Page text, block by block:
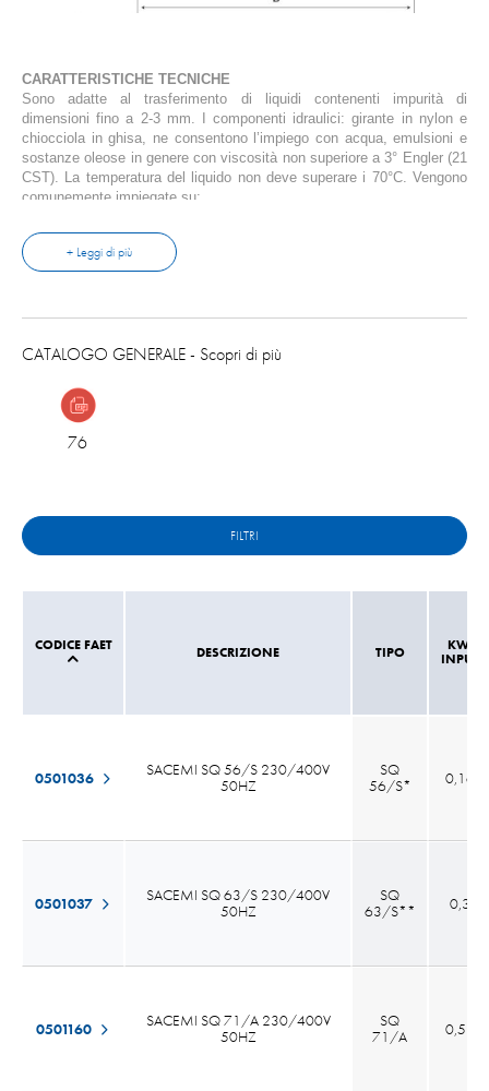
CARATTERISTICHE TECNICHE
Sono adatte al trasferimento di liquidi contenenti impurità di
dimensioni fino a 2-3 mm. I componenti idraulici: girante in nylon e
chiocciola in ghisa, ne consentono l’impiego con acqua, emulsioni e
sostanze oleose in genere con viscosità non superiore a 3° Engler (21
CST). La temperatura del liquido non deve superare i 70°C. Vengono
comunemente impiegate su:
– Impianti di trattamento superfici (disoleatori)
* l’uscita standard è 3/8″ ma si può avere (con ordine a parte) anche
** l’uscita standard è 1/2″ ma si può avere (con ordine a parte) anche
+ Leggi di più
CATALOGO GENERALE- Scopri di più
76
FILTRI
CODICE FAET DESCRIZIONE
0501036
SACEMI SQ 56/S 230/400V
50HZ
0501037
SACEMI SQ 63/S 230/400V
50HZ
0501160
SACEMI SQ 71/A 230/400V
50HZ
TIPO
KW.
INPUT
SQ
56/S*
0,16
SQ
63/S**
0,3
SQ
71/A
0,53